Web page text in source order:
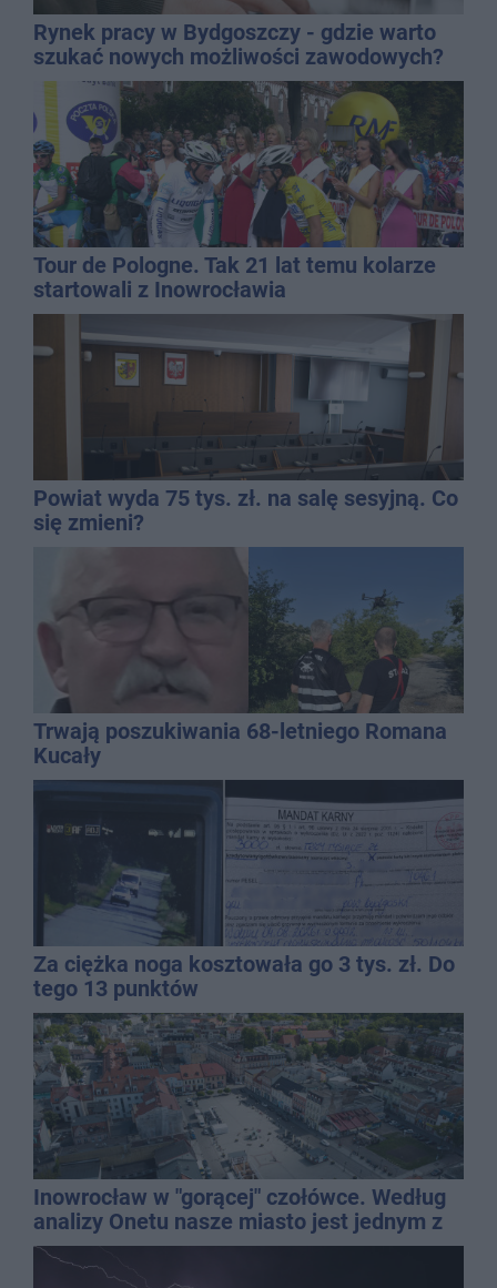
Rynek pracy w Bydgoszczy - gdzie warto
szukać nowych możliwości zawodowych?
Tour de Pologne. Tak 21 lat temu kolarze
startowali z Inowrocławia
Powiat wyda 75 tys. zł. na salę sesyjną. Co
się zmieni?
Trwają poszukiwania 68-letniego Romana
Kucały
Za ciężka noga kosztowała go 3 tys. zł. Do
tego 13 punktów
Inowrocław w "gorącej" czołówce. Według
analizy Onetu nasze miasto jest jednym z
najbardziej narażonych na upały